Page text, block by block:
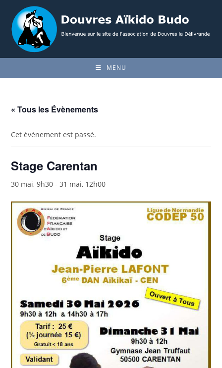
content
MENU
« Tous les Évènements
Cet évènement est passé.
Stage Carentan
30 mai, 9h30 -31 mai, 12h00